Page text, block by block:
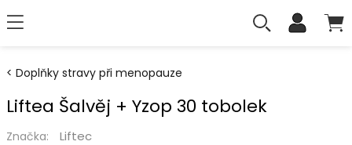
Doplňky stravy při menopauze
Liftea Šalvěj + Yzop 30 tobolek
Značka: Liftec